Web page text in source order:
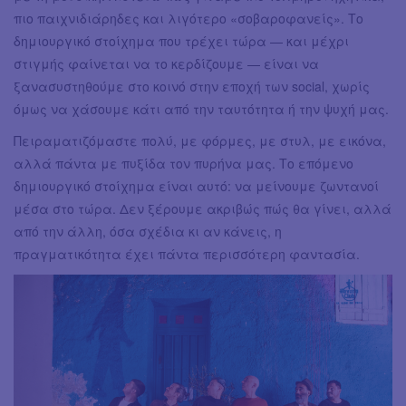
πιο παιχνιδιάρηδες και λιγότερο «σοβαροφανείς». Το
δημιουργικό στοίχημα που τρέχει τώρα — και μέχρι
στιγμής φαίνεται να το κερδίζουμε — είναι να
ξανασυστηθούμε στο κοινό στην εποχή των social, χωρίς
όμως να χάσουμε κάτι από την ταυτότητα ή την ψυχή μας.
Πειραματιζόμαστε πολύ, με φόρμες, με στυλ, με εικόνα,
αλλά πάντα με πυξίδα τον πυρήνα μας. Το επόμενο
δημιουργικό στοίχημα είναι αυτό: να μείνουμε ζωντανοί
μέσα στο τώρα. Δεν ξέρουμε ακριβώς πώς θα γίνει, αλλά
από την άλλη, όσα σχέδια κι αν κάνεις, η
πραγματικότητα έχει πάντα περισσότερη φαντασία.